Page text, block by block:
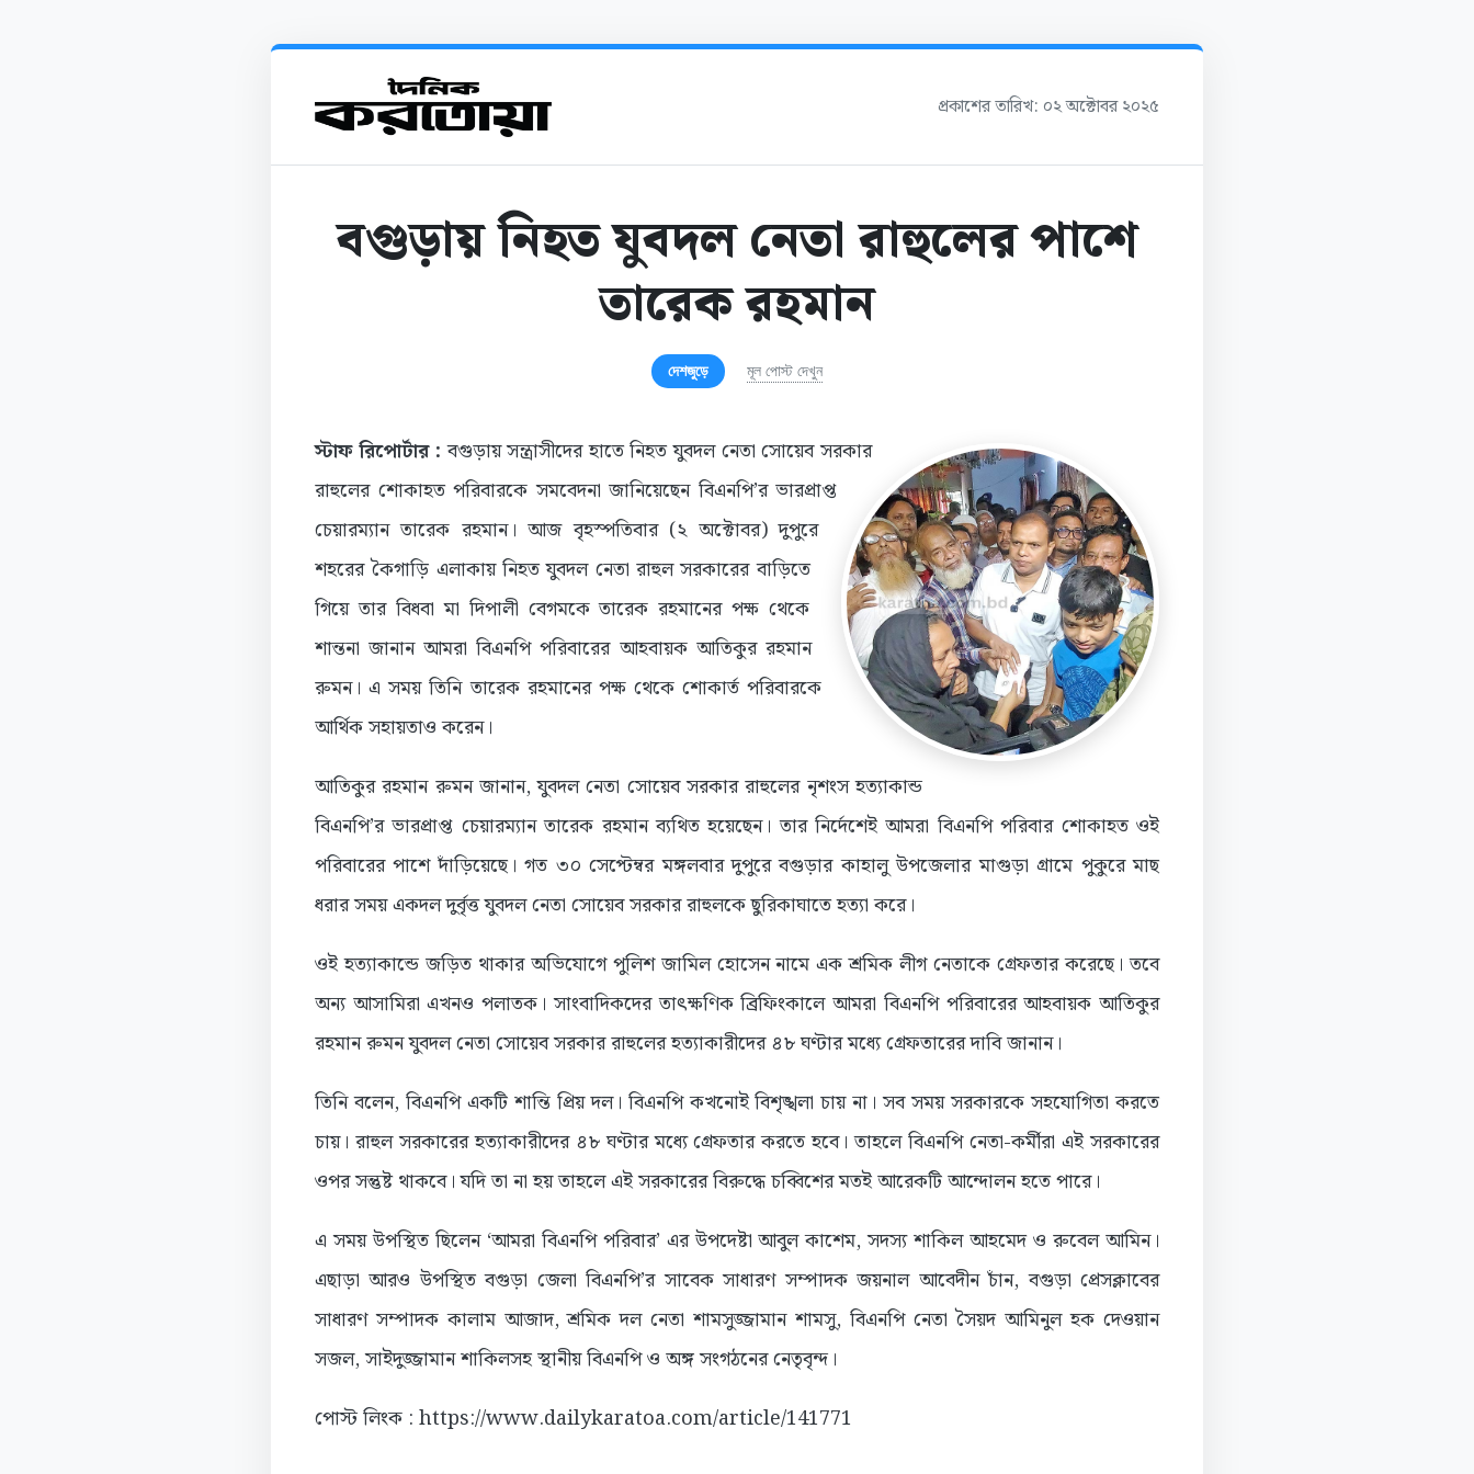
প্রকাশের তারিখ: ০২ অক্টোবর ২০২৫
বগুড়ায় নিহত যুবদল নেতা রাহুলের পাশে
তারেক রহমান
দেশজুড়ে মূল পোস্ট দেখুন
স্টাফ রিপোর্টার : বগুড়ায় সন্ত্রাসীদের হাতে নিহত যুবদল নেতা সোয়েব সরকার
রাহুলের শোকাহত পরিবারকে সমবেদনা জানিয়েছেন বিএনপি’র ভারপ্রাপ্ত
চেয়ারম্যান তারেক রহমান। আজ বৃহস্পতিবার (২ অক্টোবর) দুপুরে
শহরের কৈগাড়ি এলাকায় নিহত যুবদল নেতা রাহুল সরকারের বাড়িতে
গিয়ে তার বিধবা মা দিপালী বেগমকে তারেক রহমানের পক্ষ থেকে
শান্তনা জানান আমরা বিএনপি পরিবারের আহবায়ক আতিকুর রহমান
রুমন। এ সময় তিনি তারেক রহমানের পক্ষ থেকে শোকার্ত পরিবারকে
আর্থিক সহায়তাও করেন।
আতিকুর রহমান রুমন জানান, যুবদল নেতা সোয়েব সরকার রাহুলের নৃশংস হত্যাকান্ড
বিএনপি’র ভারপ্রাপ্ত চেয়ারম্যান তারেক রহমান ব্যথিত হয়েছেন। তার নির্দেশেই আমরা বিএনপি পরিবার শোকাহত ওই
পরিবারের পাশে দাঁড়িয়েছে। গত ৩০ সেপ্টেম্বর মঙ্গলবার দুপুরে বগুড়ার কাহালু উপজেলার মাগুড়া গ্রামে পুকুরে মাছ
ধরার সময় একদল দুর্বৃত্ত যুবদল নেতা সোয়েব সরকার রাহুলকে ছুরিকাঘাতে হত্যা করে।
ওই হত্যাকান্ডে জড়িত থাকার অভিযোগে পুলিশ জামিল হোসেন নামে এক শ্রমিক লীগ নেতাকে গ্রেফতার করেছে। তবে
অন্য আসামিরা এখনও পলাতক। সাংবাদিকদের তাৎক্ষণিক ব্রিফিংকালে আমরা বিএনপি পরিবারের আহবায়ক আতিকুর
রহমান রুমন যুবদল নেতা সোয়েব সরকার রাহুলের হত্যাকারীদের ৪৮ ঘণ্টার মধ্যে গ্রেফতারের দাবি জানান।
তিনি বলেন, বিএনপি একটি শান্তি প্রিয় দল। বিএনপি কখনোই বিশৃঙ্খলা চায় না। সব সময় সরকারকে সহযোগিতা করতে
চায়। রাহুল সরকারের হত্যাকারীদের ৪৮ ঘণ্টার মধ্যে গ্রেফতার করতে হবে। তাহলে বিএনপি নেতা-কর্মীরা এই সরকারের
ওপর সন্তুষ্ট থাকবে। যদি তা না হয় তাহলে এই সরকারের বিরুদ্ধে চব্বিশের মতই আরেকটি আন্দোলন হতে পারে।
এ সময় উপস্থিত ছিলেন ‘আমরা বিএনপি পরিবার’ এর উপদেষ্টা আবুল কাশেম, সদস্য শাকিল আহমেদ ও রুবেল আমিন।
এছাড়া আরও উপস্থিত বগুড়া জেলা বিএনপি’র সাবেক সাধারণ সম্পাদক জয়নাল আবেদীন চাঁন, বগুড়া প্রেসক্লাবের
সাধারণ সম্পাদক কালাম আজাদ, শ্রমিক দল নেতা শামসুজ্জামান শামসু, বিএনপি নেতা সৈয়দ আমিনুল হক দেওয়ান
সজল, সাইদুজ্জামান শাকিলসহ স্থানীয় বিএনপি ও অঙ্গ সংগঠনের নেতৃবৃন্দ।
পোস্ট লিংক : https://www.dailykaratoa.com/article/141771